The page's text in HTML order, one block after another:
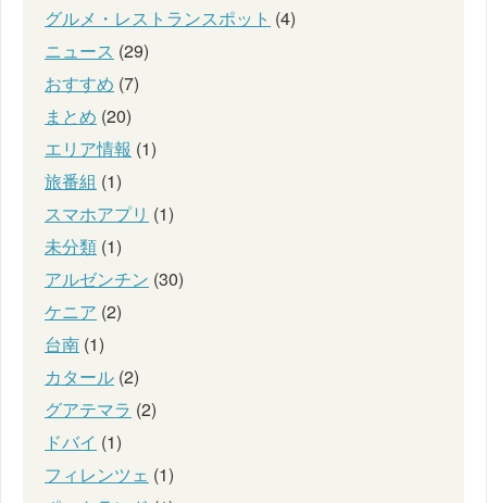
グルメ・レストランスポット (4)
ニュース (29)
おすすめ (7)
まとめ (20)
エリア情報 (1)
旅番組 (1)
スマホアプリ (1)
未分類 (1)
アルゼンチン (30)
ケニア (2)
台南 (1)
カタール (2)
グアテマラ (2)
ドバイ (1)
フィレンツェ (1)